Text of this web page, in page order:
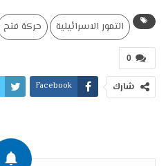
التمور الاسرائيلية حركة فتح
0
شارك Facebook